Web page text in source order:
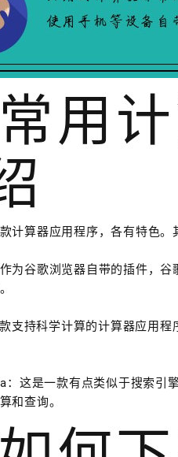
用
计算器应用程序，各有特色。
为谷歌浏览器自带的插件，
支持科学计算的计算器应用
这是一款有点类似于搜索引
和查询。